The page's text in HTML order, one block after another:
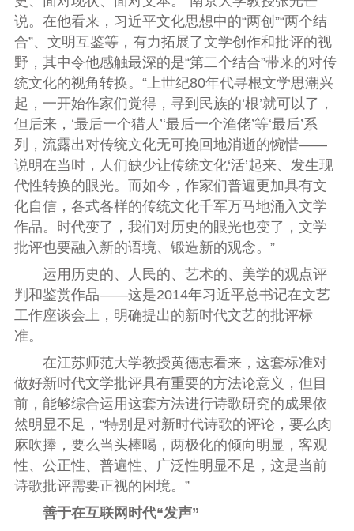
说。在他看来，习近平文化思想中的“两创”“两个结
合”、文明互鉴等，有力拓展了文学创作和批评的视
野，其中令他感触最深的是“第二个结合”带来的对传
统文化的视角转换。“上世纪80年代寻根文学思潮兴
起，一开始作家们觉得，寻到民族的‘根’就可以了，
但后来，‘最后一个猎人’‘最后一个渔佬’等‘最后’系
列，流露出对传统文化无可挽回地消逝的惋惜——
说明在当时，人们缺少让传统文化‘活’起来、发生现
代性转换的眼光。而如今，作家们普遍更加具有文
化自信，各式各样的传统文化千军万马地涌入文学
作品。时代变了，我们对历史的眼光也变了，文学
批评也要融入新的语境、锻造新的观念。”
运用历史的、人民的、艺术的、美学的观点评
判和鉴赏作品——这是2014年习近平总书记在文艺
工作座谈会上，明确提出的新时代文艺的批评标
准。
在江苏师范大学教授黄德志看来，这套标准对
做好新时代文学批评具有重要的方法论意义，但目
前，能够综合运用这套方法进行诗歌研究的成果依
然明显不足，“特别是对新时代诗歌的评论，要么肉
麻吹捧，要么当头棒喝，两极化的倾向明显，客观
性、公正性、普遍性、广泛性明显不足，这是当前
诗歌批评需要正视的困境。”
善于在互联网时代“发声”